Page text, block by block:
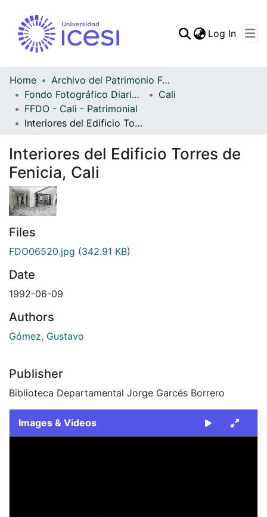
Statistics
Log In
Home
Archivo del Patrimonio Fotográfico y Fílmico del Valle del Cauca
Fondo Fotográfico Diario Occidente
Cali
FFDO - Cali - Patrimonial
Interiores del Edificio Torres de Fenicia, Cali
Interiores del Edificio Torres de
Fenicia, Cali
Files
FDO06520.jpg (342.91 KB)
Date
1992-06-09
Authors
Gómez, Gustavo
Publisher
Biblioteca Departamental Jorge Garcés Borrero
Images & Videos